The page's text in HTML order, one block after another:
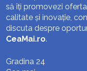
să îți promovezi
calitate și inovație,
discuta despre
CeaMai.ro.
Gradina 24